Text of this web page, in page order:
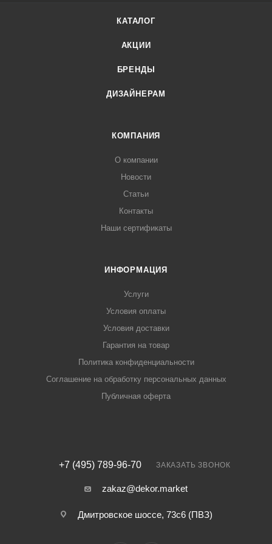
КАТАЛОГ
АКЦИИ
БРЕНДЫ
ДИЗАЙНЕРАМ
КОМПАНИЯ
О компании
Новости
Статьи
Контакты
Наши сертификаты
ИНФОРМАЦИЯ
Услуги
Условия оплаты
Условия доставки
Гарантия на товар
Политика конфиденциальности
Соглашение на обработку персональных данных
Публичная оферта
+7 (495) 789-96-70 ЗАКАЗАТЬ ЗВОНОК
zakaz@dekor.market
Дмитровское шоссе, 73с6 (ПВЗ)